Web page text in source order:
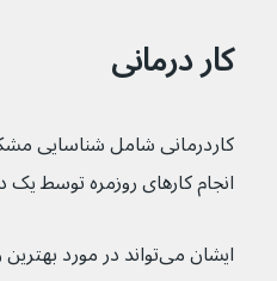
کار درمانی
کاردرمانی شامل شناسایی
انجام کارهای روزمره توسط